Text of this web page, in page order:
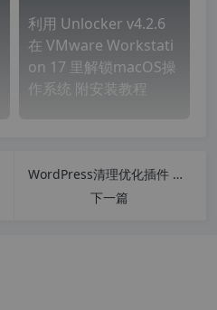
利用 Unlocker v4.2.6
在 VMware Workstati
on 17 里解锁macOS操
作系统 附安装教程
WordPress清理优化插件 WPS Cleaner v1.6.6 汉化中文版
下一篇